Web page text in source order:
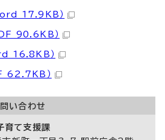
17.9KB）
90.6KB）
16.8KB）
62.7KB）
い合わせ
育て支援課